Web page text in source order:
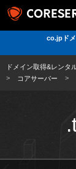
co.jpド
ドメイン取得&レンタ
コアサーバー